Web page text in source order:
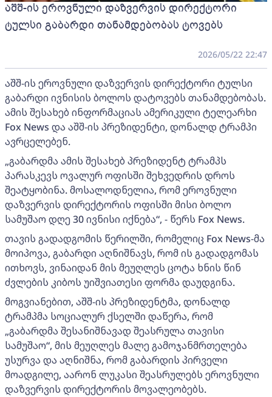
აშშ-ის ეროვნული დაზვერვის დირექტორი
ტულსი გაბარდი თანამდებობას ტოვებს
2026/05/22 22:47
აშშ-ის ეროვნული დაზვერვის დირექტორი ტულსი
გაბარდი ივნისის ბოლოს დატოვებს თანამდებობას.
ამის შესახებ ინფორმაციას ამერიკული ტელეარხი
Fox News და აშშ-ის პრეზიდენტი, დონალდ ტრამპი
ავრცელებენ.
„გაბარდმა ამის შესახებ პრეზიდენტ ტრამპს
პარასკევს ოვალურ ოფისში შეხვედრის დროს
შეატყობინა. მოსალოდნელია, რომ ეროვნული
დაზვერვის დირექტორის ოფისში მისი ბოლო
სამუშაო დღე 30 ივნისი იქნება“, - წერს Fox News.
თავის გადადგომის წერილში, რომელიც Fox News-მა
მოიპოვა, გაბარდი აღნიშნავს, რომ ის გადადგომას
ითხოვს, ვინაიდან მის მეუღლეს ცოტა ხნის წინ
ძვლების კიბოს უიშვიათესი ფორმა დაუდგინა.
მოგვიანებით, აშშ-ის პრეზიდენტმა, დონალდ
ტრამპმა სოციალურ ქსელში დაწერა, რომ
„გაბარდმა შესანიშნავად შეასრულა თავისი
სამუშაო“, მის მეუღლეს მალე გამოჯანმრთელება
უსურვა და აღნიშნა, რომ გაბარდის პირველი
მოადგილე, აარონ ლუკასი შეასრულებს ეროვნული
დაზვერვის დირექტორის მოვალეობებს.